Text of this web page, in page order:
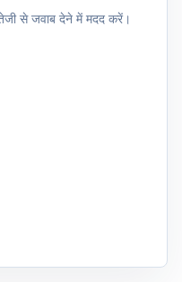
से जवाब देने में मदद करें।